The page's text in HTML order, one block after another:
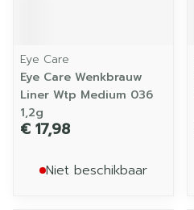
Eye Care
Eye Care Wenkbrauw
Liner Wtp Medium 036
1,2g
€ 17,98
Niet beschikbaar